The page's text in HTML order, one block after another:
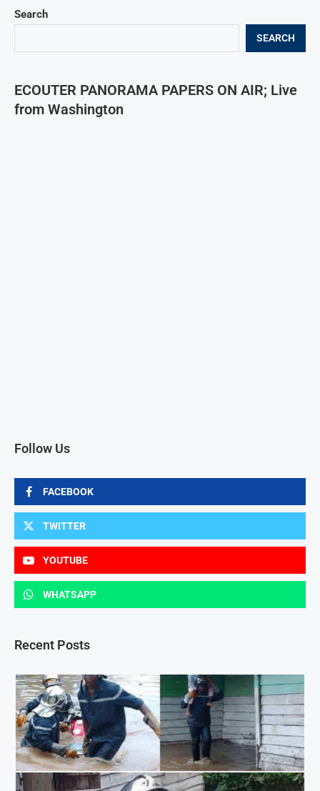
Search
SEARCH
ECOUTER PANORAMA PAPERS ON AIR; Live
from Washington
Follow Us
FACEBOOK
TWITTER
YOUTUBE
WHATSAPP
Recent Posts